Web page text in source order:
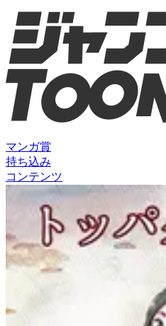
マンガ賞
持ち込み
コンテンツ